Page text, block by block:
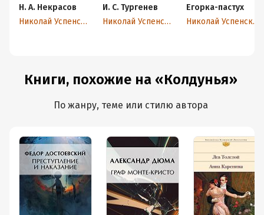
Н. А. Некрасов
Николай Успенский
И. С. Тургенев
Николай Успенский
Егорка-пастух
Николай Успенский
Книги, похожие на «Колдунья»
По жанру, теме или стилю автора